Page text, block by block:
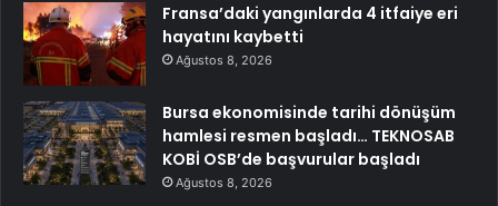
Fransa’daki yangınlarda 4 itfaiye eri
hayatını kaybetti
Ağustos 8, 2026
Bursa ekonomisinde tarihi dönüşüm
hamlesi resmen başladı… TEKNOSAB
KOBİ OSB’de başvurular başladı
Ağustos 8, 2026